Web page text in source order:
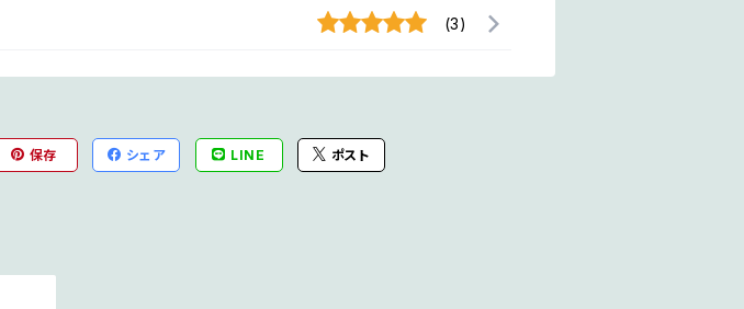
(3)
保存 シェア LINE ポスト